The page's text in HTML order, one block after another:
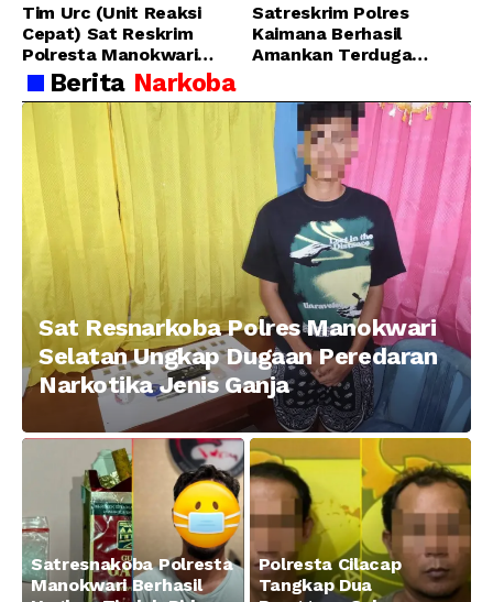
Tim Urc (Unit Reaksi
Cepat) Sat Reskrim
Polresta Manokwari
Berhasil Tangkap 2
Pelaku Pengeroyokan di
Taman Ria kab.
Manokwari
Satreskrim Polres
Kaimana Berhasil
Amankan Terduga
Tajam
Berita Narkoba
Sat Resnarkoba Polres Manokwari
Selatan Ungkap Dugaan Peredaran
Narkotika Jenis Ganja
Satresnakoba Polresta
Manokwari Berhasil
Polresta Cilacap
Tangkap Dua